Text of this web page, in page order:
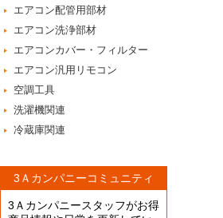
エアコン配管用部材
エアコン洗浄部材
エアコンカバー・フィルター
エアコン汎用リモコン
空調工具
洗濯機関連
冷蔵庫関連
3Ａカンパニーコミュニティ
3Ａカンパニースタッフがお得